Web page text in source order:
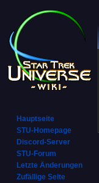
Hauptseite
STU-Homepage
Discord-Server
STU-Forum
Letzte Änderungen
Zufällige Seite